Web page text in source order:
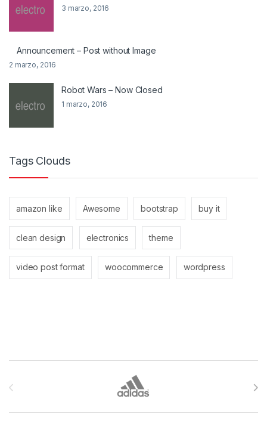
3 marzo, 2016
Announcement – Post without Image
2 marzo, 2016
Robot Wars – Now Closed
1 marzo, 2016
Tags Clouds
amazon like Awesome bootstrap buy it
clean design electronics theme
video post format woocommerce wordpress